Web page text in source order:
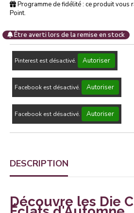
Programme de fidélité : ce produit vous
Point.
Être averti lors de la remise en stock
Pinterest est désactivé. Autoriser
Facebook est désactivé. Autoriser
Facebook est désactivé. Autoriser
DESCRIPTION
Découvre les Die